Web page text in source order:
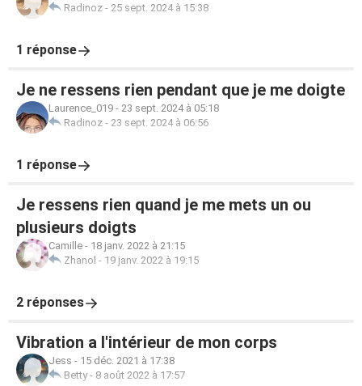
Radinoz - 25 sept. 2024 à 15:38
1 réponse
Je ne ressens rien pendant que je me doigte
Laurence_019 - 23 sept. 2024 à 05:18
Radinoz - 23 sept. 2024 à 06:56
1 réponse
Je ressens rien quand je me mets un ou
plusieurs doigts
Camille - 18 janv. 2022 à 21:15
Zhanol - 19 janv. 2022 à 19:15
2 réponses
Vibration a l'intérieur de mon corps
Jess - 15 déc. 2021 à 17:38
Betty- 8 août 2022 à 17:57